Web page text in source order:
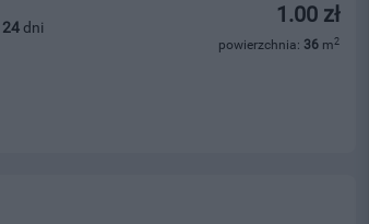
1.00 zł
powierzchnia: 36 m2
24 dni